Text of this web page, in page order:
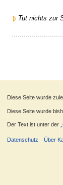
Tut nichts zur
Diese Seite wurde
Diese Seite wurde
Der Text ist unter der
Datenschutz Über